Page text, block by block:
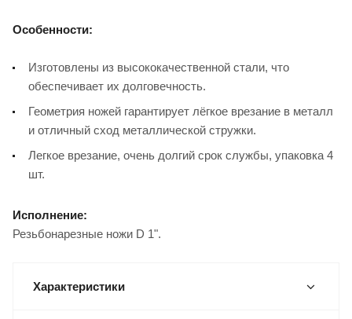
Особенности:
Изготовлены из высококачественной стали, что
обеспечивает их долговечность.
Геометрия ножей гарантирует лёгкое врезание в металл
и отличный сход металлической стружки.
Легкое врезание, очень долгий срок службы, упаковка 4
шт.
Исполнение:
Резьбонарезные ножи D 1".
Характеристики